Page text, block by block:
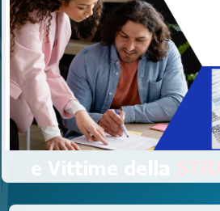
C'è un modo di contribuire alle attività
delle vittime della strada e per dare
loro familiari che non costa nulla: